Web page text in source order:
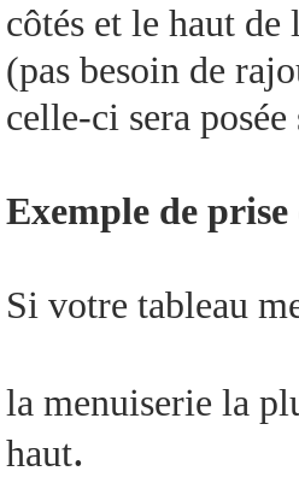
côtés et le haut de
(pas besoin de
celle-ci sera
Exemple de prise
Si votre tableau
la menuiserie la
haut.